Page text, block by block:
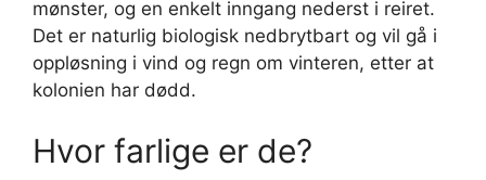
mønster, og en enkelt inngang nederst i reiret.
Det er naturlig biologisk nedbrytbart og vil gå i
oppløsning i vind og regn om vinteren, etter at
kolonien har dødd.
Hvor farlige er de?